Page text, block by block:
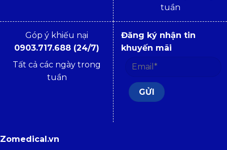
tuần
Góp ý khiếu nại
0903.717.688 (24/7)
Tất cả các ngày trong
tuần
Đăng ký nhận tin
khuyến mãi
Zomedical.vn